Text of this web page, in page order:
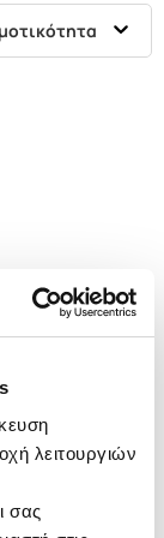
λειτουργιών
σας